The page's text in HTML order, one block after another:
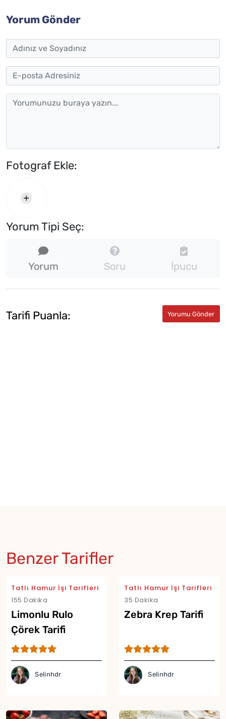
Yorum Gönder
Fotograf Ekle:
Yorum Tipi Seç:
Yorum Soru İpucu
Tarifi Puanla:
Benzer Tarifler
Tatlı Hamur İşi Tarifleri
155 Dakika
Limonlu Rulo
Çörek Tarifi
Selinhdr
Tatlı Hamur İşi Tarifleri
35 Dakika
Zebra Krep Tarifi
Selinhdr